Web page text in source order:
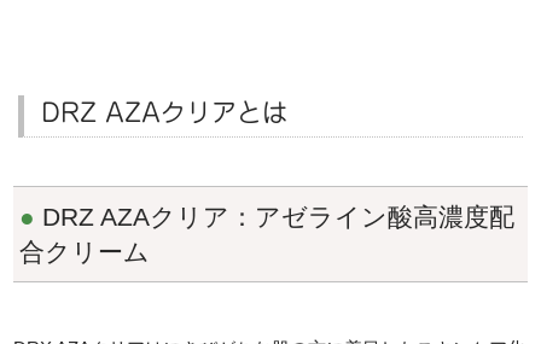
DRZ AZAクリアとは
● DRZ AZAクリア：アゼライン酸高濃度配
合クリーム